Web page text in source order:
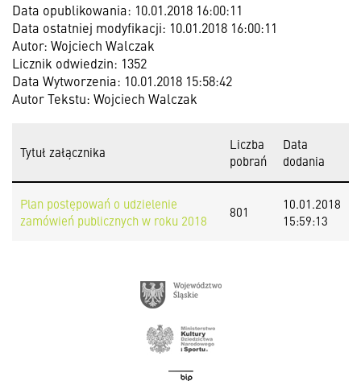
Data opublikowania: 10.01.2018 16:00:11
Data ostatniej modyfikacji: 10.01.2018 16:00:11
Autor: Wojciech Walczak
Licznik odwiedzin: 1352
Data Wytworzenia: 10.01.2018 15:58:42
Autor Tekstu: Wojciech Walczak
Tytuł załącznika
Liczba
pobrań
Data
dodania
Plan postępowań o udzielenie
zamówień publicznych w roku 2018
801
10.01.2018
15:59:13